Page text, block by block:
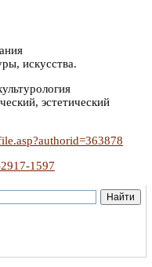
искусства.
эстетический
1597